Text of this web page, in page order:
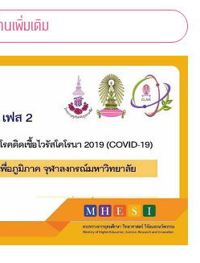
วัสดิภาพนิสิตจุฬาฯ ที่ได้รับผลกระ
ไ
นเพิ่มเติม